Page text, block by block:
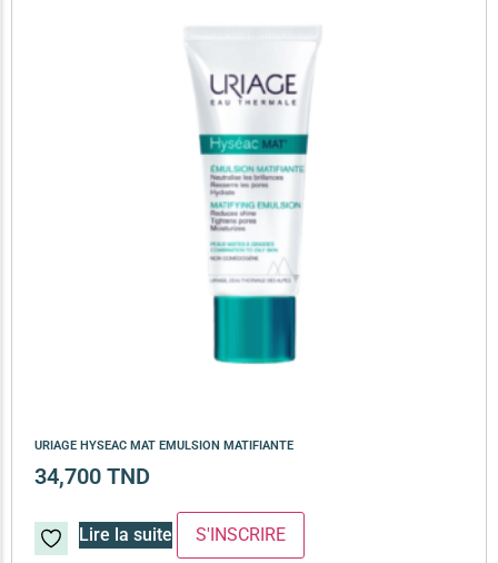
URIAGE HYSEAC MAT EMULSION MATIFIANTE
34,700 TND
Lire la suite